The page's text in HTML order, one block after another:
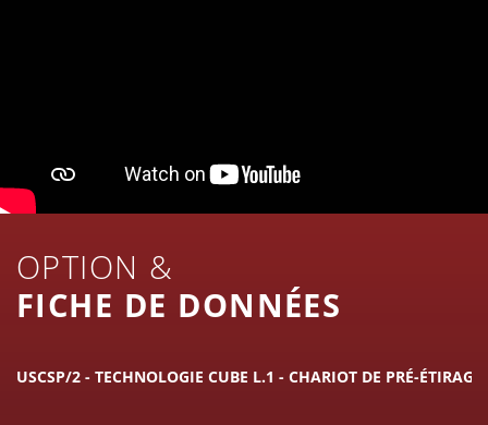
OPTION &
FICHE DE DONNÉES
USCSP/2 - TECHNOLOGIE CUBE L.1 - CHARIOT DE PRÉ-